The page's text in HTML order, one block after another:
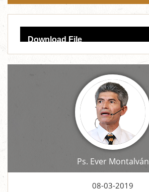
Player
Download File
Ps. Ever Montalván
08-03-2019